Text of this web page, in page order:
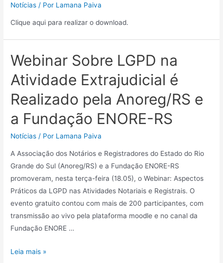
Notícias / Por Lamana Paiva
Clique aqui para realizar o download.
Webinar Sobre LGPD na
Atividade Extrajudicial é
Realizado pela Anoreg/RS e
a Fundação ENORE-RS
Notícias / Por Lamana Paiva
A Associação dos Notários e Registradores do Estado do Rio
Grande do Sul (Anoreg/RS) e a Fundação ENORE-RS
promoveram, nesta terça-feira (18.05), o Webinar: Aspectos
Práticos da LGPD nas Atividades Notariais e Registrais. O
evento gratuito contou com mais de 200 participantes, com
transmissão ao vivo pela plataforma moodle e no canal da
Fundação ENORE …
Leia mais »